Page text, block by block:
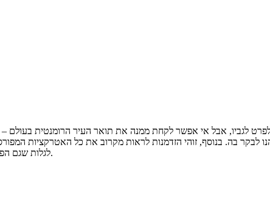
לגביו, אבל אי אפשר לקחת ממנה את תואר העיר הרומנטית בעולם
לבקר בה. בנוסף, זוהי הזדמנות לראות מקרוב את כל האטרקציות
לגלות שגם הפארק מתקשט ומתהדר לרגל יום האהבה הבינלאומי. תוכלו למצוא מידע נוסף לגבי אירועים מיוחדים באתר הרשמי שלו.